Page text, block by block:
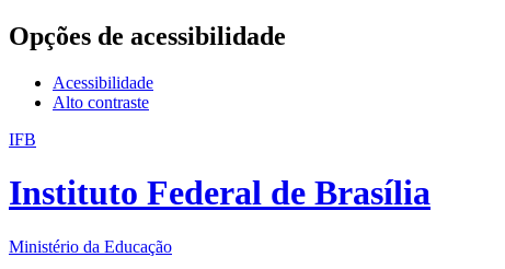
Opções de acessibilidade
Acessibilidade
Alto contraste
IFB
Instituto Federal de Brasília
Ministério da Educação